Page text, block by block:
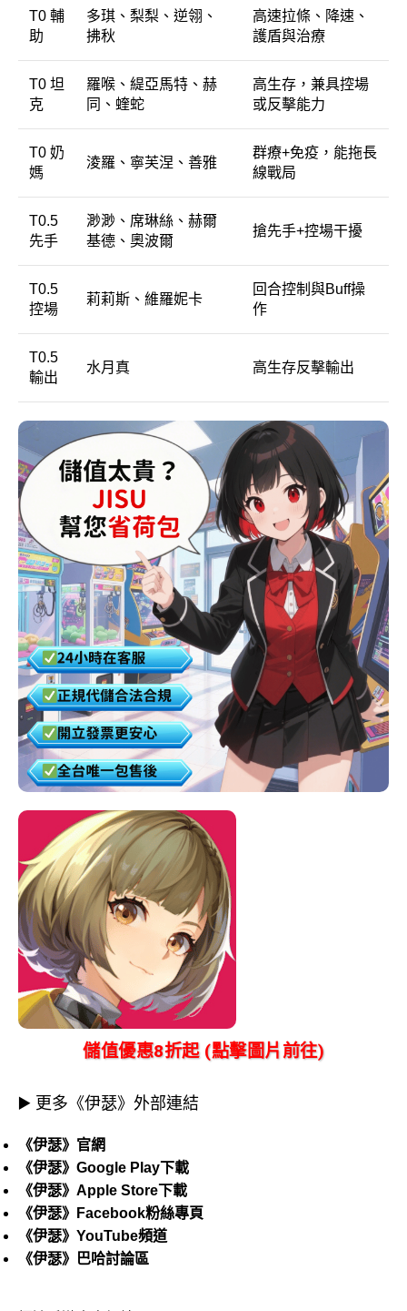
T0 輔
助
多琪、梨梨、逆翎、
拂秋
高速拉條、降速、
護盾與治療
T0 坦
克
羅喉、緹亞馬特、赫
同、蝰蛇
高生存，兼具控場
或反擊能力
T0 奶
媽
淩羅、寧芙涅、善雅
群療+免疫，能拖長
線戰局
T0.5
先手
渺渺、席琳絲、赫爾
基德、奧波爾
搶先手+控場干擾
T0.5
控場
莉莉斯、維羅妮卡
回合控制與Buff操
作
T0.5
輸出
水月真 高生存反擊輸出
儲值優惠8折起 (點擊圖片前往)
▶️ 更多《伊瑟》外部連結
《伊瑟》官網
《伊瑟》Google Play下載
《伊瑟》Apple Store下載
《伊瑟》Facebook粉絲專頁
《伊瑟》YouTube頻道
《伊瑟》巴哈討論區